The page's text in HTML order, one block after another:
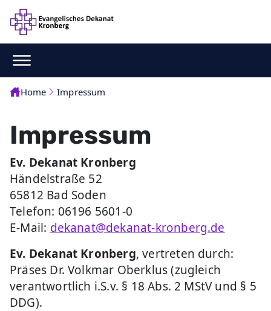
Home Impressum
Impressum
Ev. Dekanat Kronberg
Händelstraße 52
65812 Bad Soden
Telefon: 06196 5601-0
E-Mail: dekanat@dekanat-kronberg.de
Ev. Dekanat Kronberg, vertreten durch:
Präses Dr. Volkmar Oberklus (zugleich
verantwortlich i.S.v. § 18 Abs. 2 MStV und § 5
DDG).